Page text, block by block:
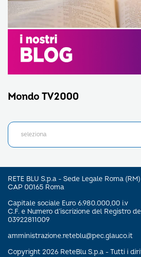
Mondo TV2000
RETE BLU S.p.a - Sede Legale Roma
CAP 00165 Roma
Capitale sociale Euro 6.980.000,00 i.v
C.F. e Numero d’iscrizione del Registro
03922811009
amministrazione.reteblu@pec.glauco.it
Copyright 2026 ReteBlu S.p.a - Tutti i